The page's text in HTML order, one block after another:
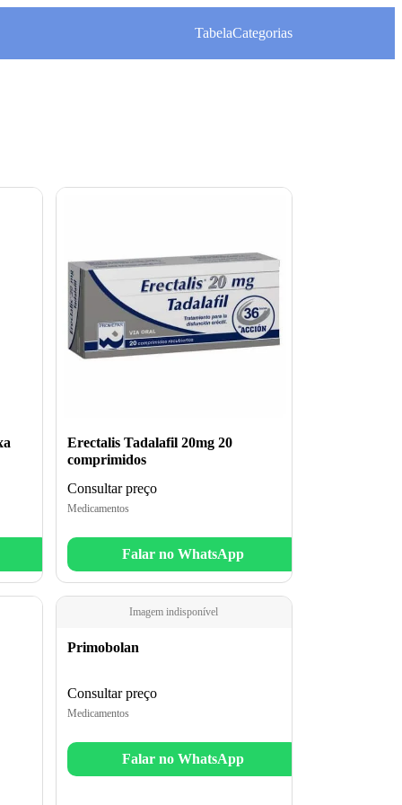
TabelaCategorias
Erectalis Tadalafil 20mg 20
comprimidos
Consultar preço
Medicamentos
Falar no WhatsApp
Imagem indisponível
Primobolan
Consultar preço
Medicamentos
Falar no WhatsApp